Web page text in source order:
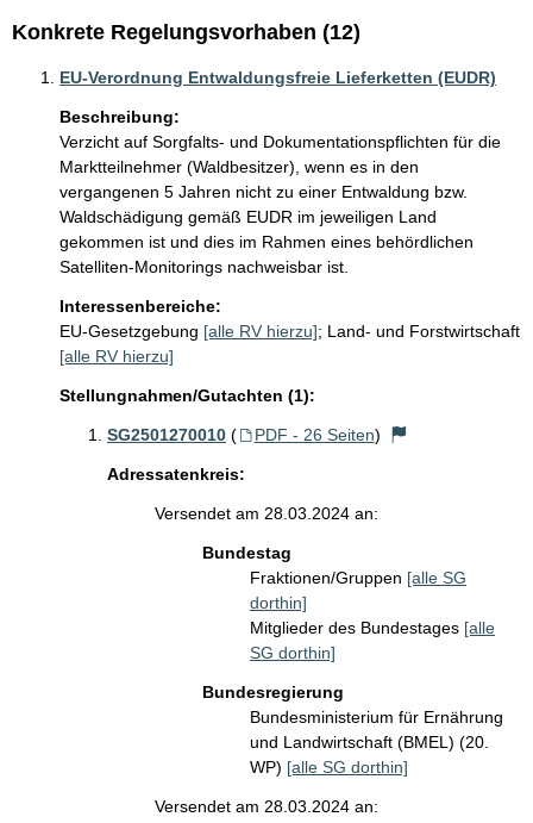
Konkrete Regelungsvorhaben (12)
EU-Verordnung Entwaldungsfreie Lieferketten (EUDR)
Beschreibung:
Verzicht auf Sorgfalts- und Dokumentationspflichten für die
Marktteilnehmer (Waldbesitzer), wenn es in den
vergangenen 5 Jahren nicht zu einer Entwaldung bzw.
Waldschädigung gemäß EUDR im jeweiligen Land
gekommen ist und dies im Rahmen eines behördlichen
Satelliten-Monitorings nachweisbar ist.
Interessenbereiche:
EU-Gesetzgebung [alle RV hierzu]; Land- und Forstwirtschaft
[alle RV hierzu]
Stellungnahmen/Gutachten (1):
SG2501270010 ( PDF - 26 Seiten)
Adressatenkreis:
Versendet am 28.03.2024 an:
Bundestag
Fraktionen/Gruppen [alle SG
dorthin]
Mitglieder des Bundestages [alle
SG dorthin]
Bundesregierung
Bundesministerium für Ernährung
und Landwirtschaft (BMEL) (20.
WP) [alle SG dorthin]
Versendet am 28.03.2024 an: